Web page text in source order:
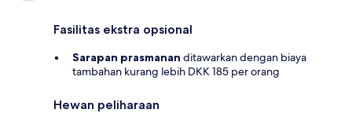
Fasilitas ekstra opsional
Sarapan prasmanan ditawarkan dengan biaya
tambahan kurang lebih DKK 185 per orang
Hewan peliharaan